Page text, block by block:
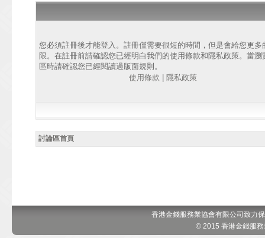
您必須註冊後才能登入。註冊僅需要很短的時間，但是會給您更多
限。在註冊前請確認您已經明白我們的使用條款和隱私政策。當瀏
區時請確認您已經閱讀過版面規則。
使用條款
隱私政策
討論區首頁
香港金錢服務業協會有限公司致力
© 2015 香港金錢服